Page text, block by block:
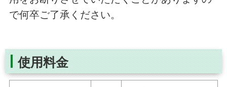
で何卒ご了承ください。
使用料金